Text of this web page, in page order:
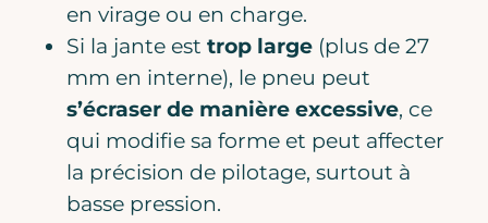
en virage ou en charge.
Si la jante esttrop large (plus de 27
mm en interne), le pneu peut
s’écraser de manière excessive, ce
qui modifie sa forme et peut affecter
la précision de pilotage, surtout à
basse pression.